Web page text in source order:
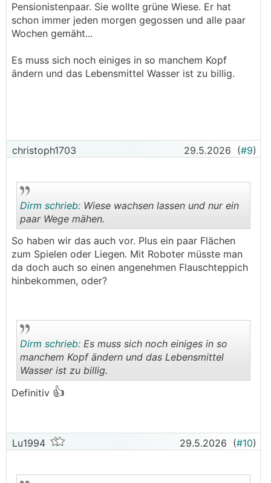
Pensionistenpaar. Sie wollte grüne Wiese. Er hat
schon immer jeden morgen gegossen und alle paar
Wochen gemäht...
Es muss sich noch einiges in so manchem Kopf
ändern und das Lebensmittel Wasser ist zu billig.
christoph1703 29.5.2026 (#9)
..
Dirm schrieb: Wiese wachsen lassen und nur ein
paar Wege mähen.
So haben wir das auch vor. Plus ein paar Flächen
zum Spielen oder Liegen. Mit Roboter müsste man
da doch auch so einen angenehmen Flauschteppich
hinbekommen, oder?
Dirm schrieb: Es muss sich noch einiges in so
manchem Kopf ändern und das Lebensmittel
Wasser ist zu billig.
Definitiv 👍
Lu1994 29.5.2026 (#10)